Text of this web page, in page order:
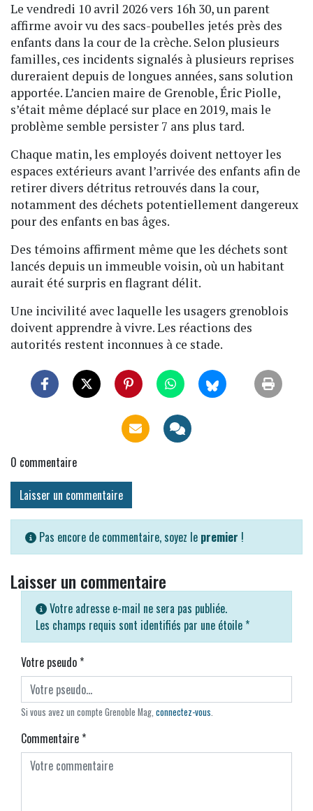
Le vendredi 10 avril 2026 vers 16h 30, un parent
affirme avoir vu des sacs-poubelles jetés près des
enfants dans la cour de la crèche. Selon plusieurs
familles, ces incidents signalés à plusieurs reprises
dureraient depuis de longues années, sans solution
apportée. L’ancien maire de Grenoble, Éric Piolle,
s’était même déplacé sur place en 2019, mais le
problème semble persister 7 ans plus tard.
Chaque matin, les employés doivent nettoyer les
espaces extérieurs avant l’arrivée des enfants afin de
retirer divers détritus retrouvés dans la cour,
notamment des déchets potentiellement dangereux
pour des enfants en bas âges.
Des témoins affirment même que les déchets sont
lancés depuis un immeuble voisin, où un habitant
aurait été surpris en flagrant délit.
Une incivilité avec laquelle les usagers grenoblois
doivent apprendre à vivre. Les réactions des
autorités restent inconnues à ce stade.
0 commentaire
Laisser un commentaire
Pas encore de commentaire, soyez le premier !
Laisser un commentaire
Votre adresse e-mail ne sera pas publiée.
Les champs requis sont identifiés par une étoile *
Votre pseudo*
Si vous avez un compte Grenoble Mag, connectez-vous.
Commentaire*